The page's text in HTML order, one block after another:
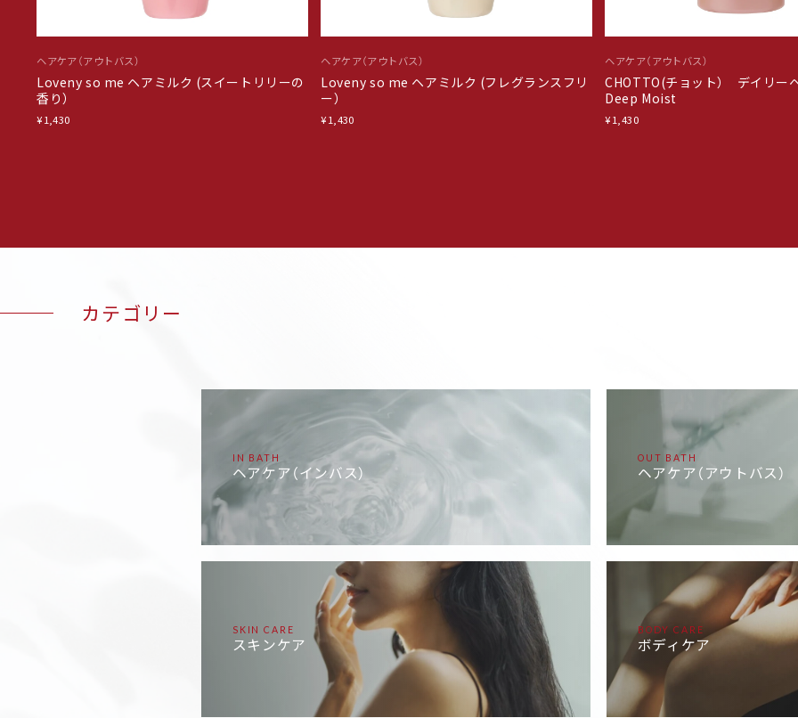
ヘアケア（アウトバス）
Loveny so me ヘアミルク (スイートリリーの
香り）
¥1,430
ヘアケア（アウトバス）
Loveny so me ヘアミルク (フレグランスフリ
ー）
¥1,430
ヘアケア（アウトバス）
CHOTTO(チョット） デイリ
Deep Moist
¥1,430
カテゴリー
IN BATH
ヘアケア（インバス）
OUT BATH
ヘアケア（アウトバス）
SKIN CARE
スキンケア
BODY CARE
ボディケア